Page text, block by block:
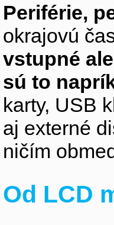
Periférie,
okrajovú
vstupné
sú to
karty, USB
aj externé
ničím
Od LCD